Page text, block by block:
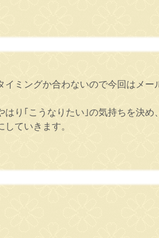
ミングか合わないので今回はメー
り｢こうなりたい｣の気持ちを決め
ていきます。